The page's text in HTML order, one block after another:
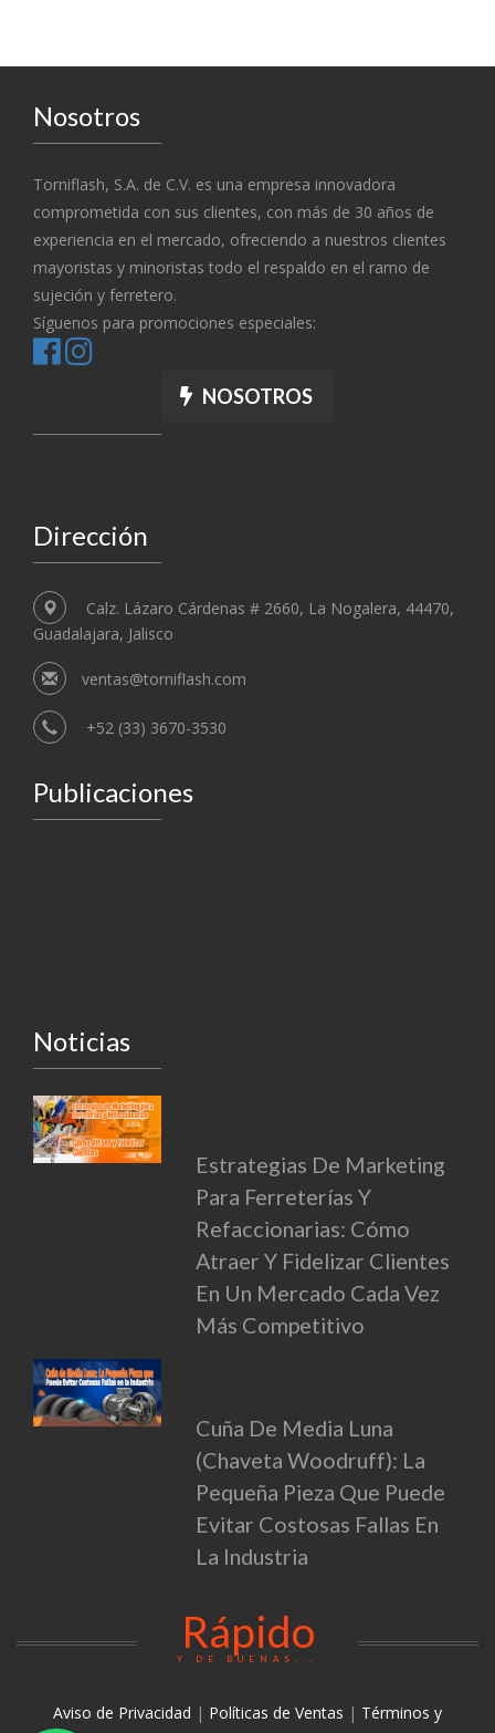
Nosotros
Torniflash, S.A. de C.V. es una empresa innovadora
comprometida con sus clientes, con más de 30 años de
experiencia en el mercado, ofreciendo a nuestros clientes
mayoristas y minoristas todo el respaldo en el ramo de
sujeción y ferretero.
Síguenos para promociones especiales:
NOSOTROS
Dirección
Calz. Lázaro Cárdenas # 2660, La Nogalera, 44470,
Guadalajara, Jalisco
ventas@torniflash.com
+52 (33) 3670-3530
Publicaciones
Noticias
Estrategias De Marketing
Para Ferreterías Y
Refaccionarias: Cómo
Atraer Y Fidelizar Clientes
En Un Mercado Cada Vez
Más Competitivo
Cuña De Media Luna
(Chaveta Woodruff): La
Pequeña Pieza Que Puede
Evitar Costosas Fallas En
La Industria
Rápido
Y DE BUENAS...
Aviso de Privacidad | Políticas de Ventas | Términos y